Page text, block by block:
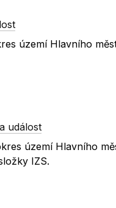
území Hlavního
událost
území Hlavního
IZS.